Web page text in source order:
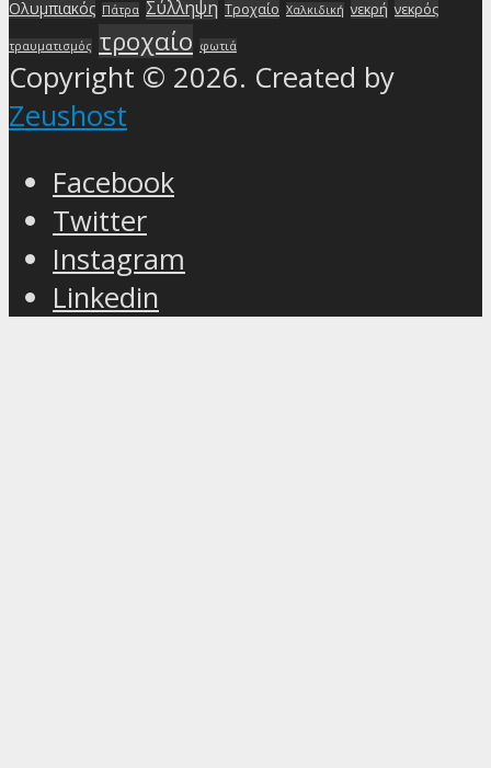
Ολυμπιακός Πάτρα Σύλληψη Τροχαίο Χαλκιδική νεκρή νεκρός
τραυματισμός τροχαίο φωτιά
Copyright © 2026. Created by
Zeushost
Facebook
Twitter
Instagram
Linkedin